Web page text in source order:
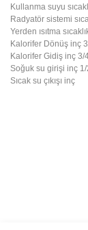
Kullanma suyu
Radyatör sistemi
Yerden ısıtma
Kalorifer Dönüş inç
Kalorifer Gidiş inç 3/
Soğuk su girişi inç
Sıcak su çıkışı inç